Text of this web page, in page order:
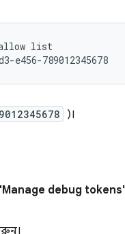
allow list
)।
'Manage debug tokens'